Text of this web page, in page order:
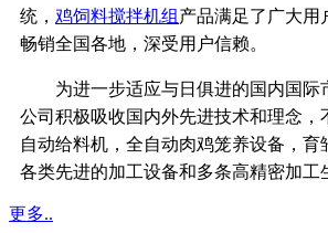
统， 鸡饲料搅拌机组 产品满足了广大用
畅销全国各地，深受用户信赖。
为进一步适应与日俱进的国内国际
公司积极吸收国内外先进技术和理念，
自动给料机，全自动肉鸡笼养设备，育
各类先进的加工设备和多条高精密加工
更多..